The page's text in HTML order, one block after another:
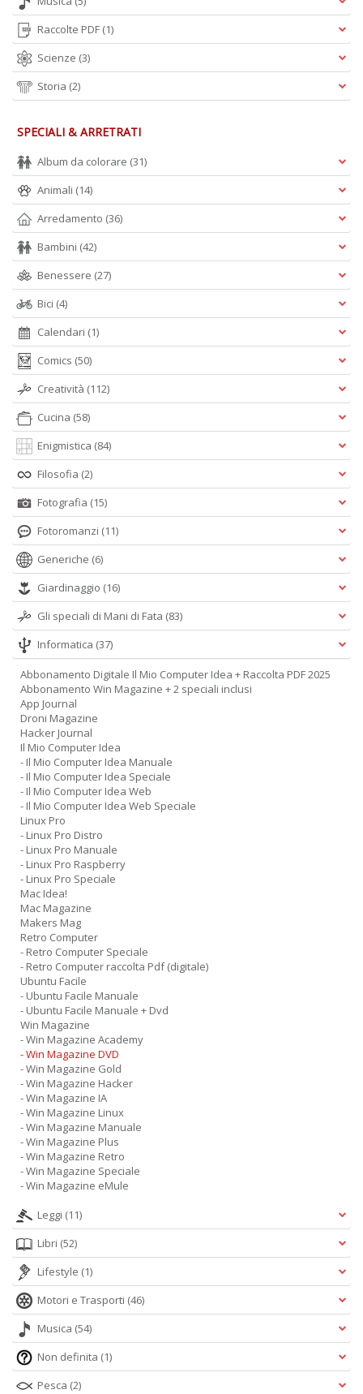
Raccolte PDF (1)
Scienze (3)
Storia (2)
SPECIALI & ARRETRATI
Album da colorare (31)
Animali (14)
Arredamento (36)
Bambini (42)
Benessere (27)
Bici (4)
Calendari (1)
Comics (50)
Creatività (112)
Cucina (58)
Enigmistica (84)
Filosofia (2)
Fotografia (15)
Fotoromanzi (11)
Generiche (6)
Giardinaggio (16)
Gli speciali di Mani di Fata (83)
Informatica (37)
Abbonamento Digitale Il Mio Computer Idea + Raccolta PDF 2025
Abbonamento Win Magazine + 2 speciali inclusi
App Journal
Droni Magazine
Hacker Journal
Il Mio Computer Idea
- Il Mio Computer Idea Manuale
- Il Mio Computer Idea Speciale
- Il Mio Computer Idea Web
- Il Mio Computer Idea Web Speciale
Linux Pro
- Linux Pro Distro
- Linux Pro Manuale
- Linux Pro Raspberry
- Linux Pro Speciale
Mac Idea!
Mac Magazine
Makers Mag
Retro Computer
- Retro Computer Speciale
- Retro Computer raccolta Pdf (digitale)
Ubuntu Facile
- Ubuntu Facile Manuale
- Ubuntu Facile Manuale + Dvd
Win Magazine
- Win Magazine Academy
- Win Magazine DVD
- Win Magazine Gold
- Win Magazine Hacker
- Win Magazine IA
- Win Magazine Linux
- Win Magazine Manuale
- Win Magazine Plus
- Win Magazine Retro
- Win Magazine Speciale
- Win Magazine eMule
Leggi (11)
Libri (52)
Lifestyle (1)
Motori e Trasporti (46)
Musica (54)
Non definita (1)
Pesca (2)